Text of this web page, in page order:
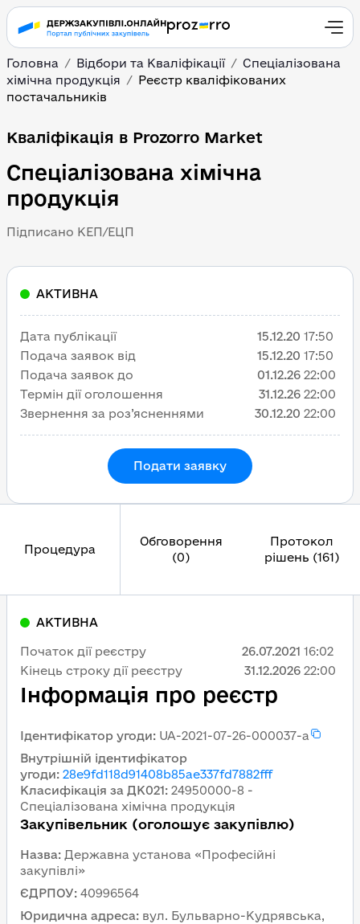
Головна Відбори та Кваліфікації
Спеціалізована
хімічна продукція
Реєстр кваліфікованих
постачальників
Кваліфікація в Prozorro Market
Спеціалізована хімічна
продукція
Підписано КЕП/ЕЦП
Процедура
Обговорення
(0)
Протокол
рішень (161)
Інформація про реєстр
Ідентифікатор угоди: UA-2021-07-26-000037-a
Внутрішній ідентифікатор
угоди: 28e9fd118d91408b85ae337fd7882fff
Класифікація за ДК021: 24950000-8 -
Спеціалізована хімічна продукція
Закупівельник (оголошує закупівлю)
Назва: Державна установа «Професійні
закупівлі»
ЄДРПОУ: 40996564
Юридична адреса: вул. Бульварно-Кудрявська,
АКТИВНА
Початок дії реєстру 26.07.2021 16:02
Кінець строку дії реєстру
31.12.2026 22:00
АКТИВНА
Дата публікації 15.12.20 17:50
Подача заявок від
15.12.20 17:50
Подача заявок до
01.12.26 22:00
Термін дії оголошення
31.12.26 22:00
Звернення за роз’ясненнями
30.12.20 22:00
Подати заявку